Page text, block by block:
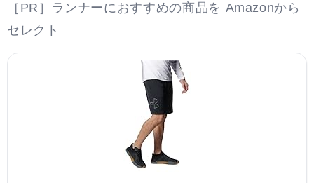
［PR］ランナーにおすすめの商品を Amazonから
セレクト